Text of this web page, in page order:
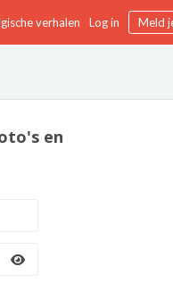
verhalen Log in Meld
en